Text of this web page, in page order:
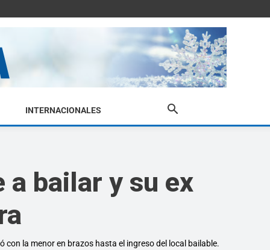
INTERNACIONALES
a bailar y su ex
la menor en brazos hasta el ingreso del local bailable.